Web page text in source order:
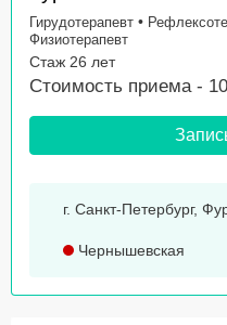
Гирудотерапевт •
Физиотерапевт
Стаж 26 лет
Стоимость приема -
г. Санкт-Петербург,
Чернышевская